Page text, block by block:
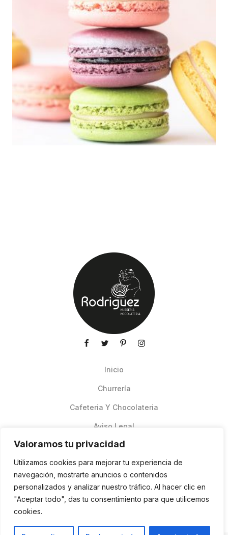
Valoramos tu privacidad
Utilizamos cookies para mejorar tu experiencia de
navegación, mostrarte anuncios o contenidos
personalizados y analizar nuestro tráfico. Al hacer clic en
"Aceptar todo", das tu consentimiento para que utilicemos
cookies.
Inicio
Churrería
Cafeteria Y Chocolateria
Aviso Legal
Pedidos Online Glovo
Contacto